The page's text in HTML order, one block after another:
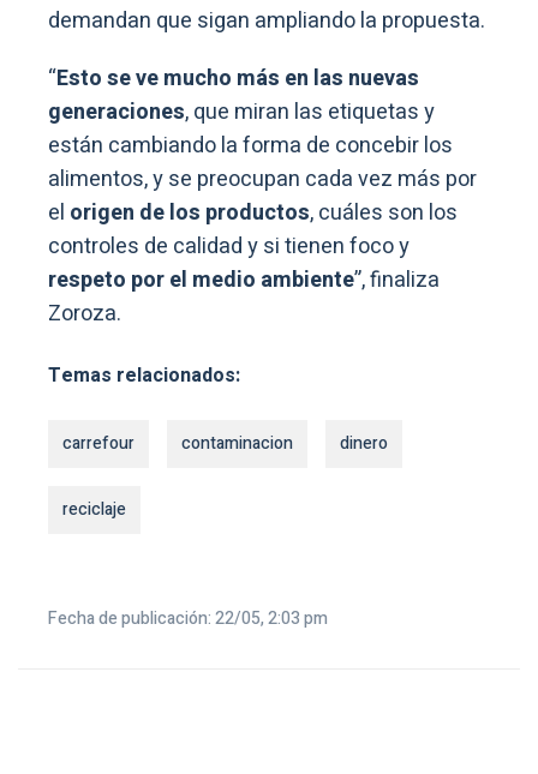
demandan que sigan ampliando la propuesta.
“Esto se ve mucho más en las nuevas
generaciones, que miran las etiquetas y
están cambiando la forma de concebir los
alimentos, y se preocupan cada vez más por
el origen de los productos, cuáles son los
controles de calidad y si tienen foco y
respeto por el medio ambiente”, finaliza
Zoroza.
Temas relacionados:
carrefour contaminacion dinero
reciclaje
Fecha de publicación: 22/05, 2:03 pm